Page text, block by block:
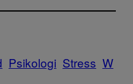
Psikologi Stress W